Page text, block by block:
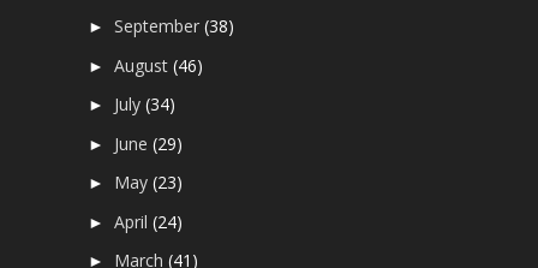
►September(38)
►August(46)
► July(34)
► June(29)
► May(23)
►April(24)
► March(41)